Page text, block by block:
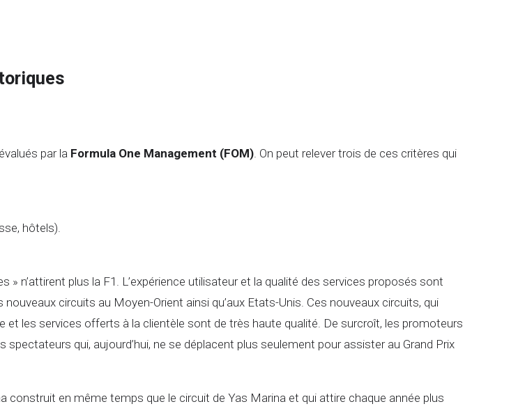
par la Formula One Management (FOM). On peut relever trois de ces critères qui
hôtels).
n’attirent plus la F1. L’expérience utilisateur et la qualité des services proposés sont
circuits au Moyen-Orient ainsi qu’aux Etats-Unis. Ces nouveaux circuits, qui
les services offerts à la clientèle sont de très haute qualité. De surcroît, les promoteurs
qui, aujourd’hui, ne se déplacent plus seulement pour assister au Grand Prix
construit en même temps que le circuit de Yas Marina et qui attire chaque année plus